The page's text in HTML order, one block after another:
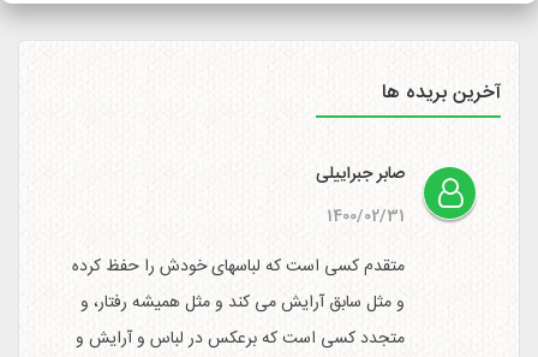
آخرین بریده ها
صابر جبراییلی
1400/02/31
متقدم کسی است که لباسهای خودش را حفظ کرده
و مثل سابق آرایش می کند و مثل همیشه رفتار، و
متجدد کسی است که برعکس در لباس و آرایش و